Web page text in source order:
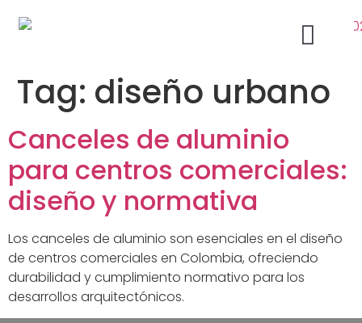
Tag: diseño urbano
Canceles de aluminio
para centros comerciales:
diseño y normativa
Los canceles de aluminio son esenciales en el diseño
de centros comerciales en Colombia, ofreciendo
durabilidad y cumplimiento normativo para los
desarrollos arquitectónicos.